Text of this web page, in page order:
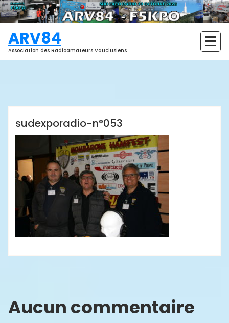
Aller
au
contenu
ARV84
Association des Radioamateurs Vauclusiens
sudexporadio-n°053
Aucun commentaire